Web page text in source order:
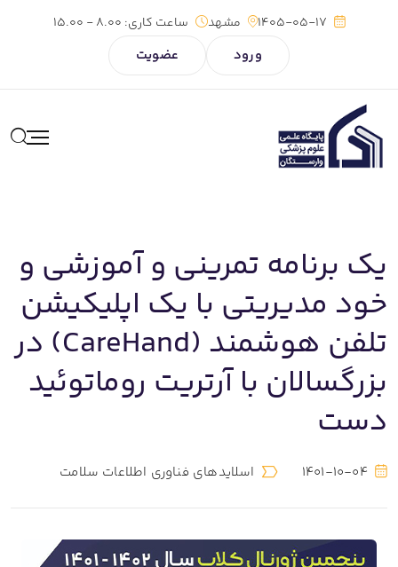
1405-05-17 مشهد ساعت کاری:
ورود عضویت
یک برنامه تمرینی و آموزشی و
خود مدیریتی با یک اپلیکیشن
تلفن هوشمند (CareHand) در
بزرگسالان با آرتریت روماتوئید
دست
1401-10-04 اسلایدهای فناوری اطلاعات سلامت